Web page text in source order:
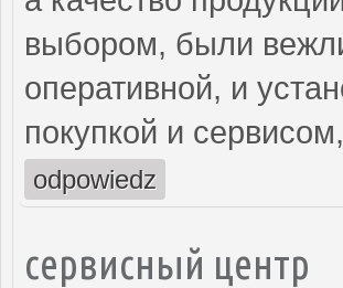
выбором, были
оперативной, и
покупкой и
odpowiedz
сервисный центр